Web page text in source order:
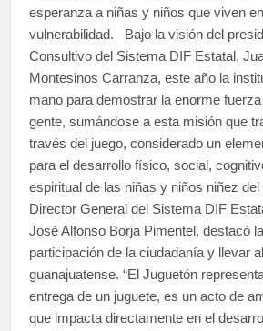
esperanza a niñas y niños que viven
vulnerabilidad. Bajo la visión del
Consultivo del Sistema DIF Estatal,
Montesinos Carranza, este año la
mano para demostrar la enorme
gente, sumándose a esta misión que
través del juego, considerado un
para el desarrollo físico, social,
espiritual de las niñas y niños niñez
Director General del Sistema DIF
José Alfonso Borja Pimentel, destacó
participación de la ciudadanía y llevar
guanajuatense. “El Juguetón
entrega de un juguete, es un acto de
que impacta directamente en el